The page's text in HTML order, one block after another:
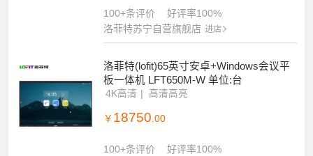
100+条评价
好评率100%
洛菲特苏宁自营旗舰店 进店
洛菲特(lofit)65英寸安卓+Windows会议平
板一体机 LFT650M-W 单位:台
4K高清 高清高亮
￥ 18750.00
100+条评价
好评率100%